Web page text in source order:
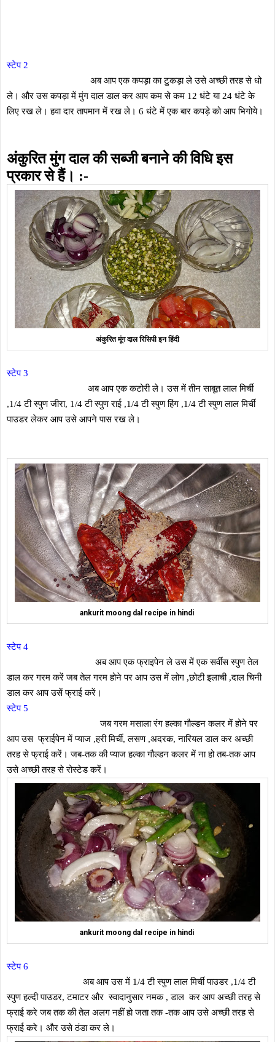
स्टेप 2
अब आप एक कपड़ा का टुकड़ा ले उसे अच्छी तरह से धो
ले। और उस कपड़ा में मुंग दाल डाल कर आप कम से कम 12 धंटे या 24 धंटे के
लिए रख ले। हवा दार तापमान में रख ले। 6 धंटे में एक बार कपड़े को आप भिगोये।
अंकुरित मुंग दाल की सब्जी बनाने की विधि इस
प्रकार से हैं। :-
अंकुरित मूंग दाल रिसिपी इन हिंदी
स्टेप 3
अब आप एक कटोरी ले। उस में तीन साबूत लाल मिर्ची
,1/4 टी स्पुण जीरा, 1/4 टी स्पुण राई ,1/4 टी स्पुण हिंग ,1/4 टी स्पुण लाल मिर्ची
पाउडर लेकर आप उसे आपने पास रख ले।
ankurit moong dal recipe in hindi
स्टेप 4
अब आप एक फ्राइपेन ले उस में एक सर्वीस स्पुण तेल
डाल कर गरम करें जब तेल गरम होने पर आप उस में लोग ,छोटी इलाची ,दाल चिनी
डाल कर आप उसें फ्राई करें।
स्टेप 5
जब गरम मसाला रंग हल्का गौल्डन कलर में होने पर
आप उस फ्राईपेन में प्याज ,हरी मिर्ची, लसण ,अदरक, नारियल डाल कर अच्छी
तरह से फ्राई करें। जब-तक की प्याज हल्का गौल्डन कलर में ना हो तब-तक आप
उसे अच्छी तरह से रोस्टेड करें।
ankurit moong dal recipe in hindi
स्टेप 6
अब आप उस में 1/4 टी स्पुण लाल मिर्ची पाउडर ,1/4 टी
स्पुण हल्दी पाउडर, टमाटर और स्वादानुसार नमक , डाल कर आप अच्छी तरह से
फ्राई करे जब तक की तेल अलग नहीं हो जता तक -तक आप उसे अच्छी तरह से
फ्राई करे। और उसे ठंडा कर ले।